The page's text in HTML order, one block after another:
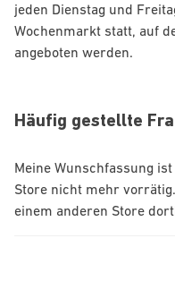
jeden Dienstag und
Wochenmarkt statt, auf
angeboten werden.
Häufig gestellte
Meine Wunschfassung
Store nicht mehr
einem anderen Store